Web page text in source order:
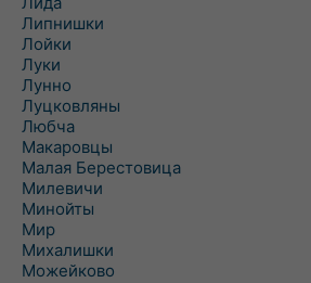
Липнишки
Лойки
Луки
Лунно
Луцковляны
Любча
Макаровцы
Малая Берестовица
Милевичи
Минойты
Мир
Михалишки
Можейково